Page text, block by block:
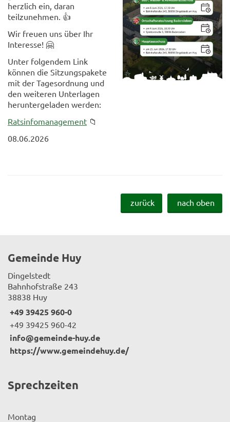
herzlich ein, daran
teilzunehmen. 👍
Wir freuen uns über Ihr
Interesse! 🤗
Unter folgendem Link
können die Sitzungspakete
mit der Tagesordnung und
den weiteren Unterlagen
heruntergeladen werden:
Ratsinfomanagement 📁
08.06.2026
zurück nach oben
Gemeinde Huy
Dingelstedt
Bahnhofstraße 243
38838 Huy
+49 39425 960-0
+49 39425 960-42
info@gemeinde-huy.de
https://www.gemeindehuy.de/
Sprechzeiten
Montag